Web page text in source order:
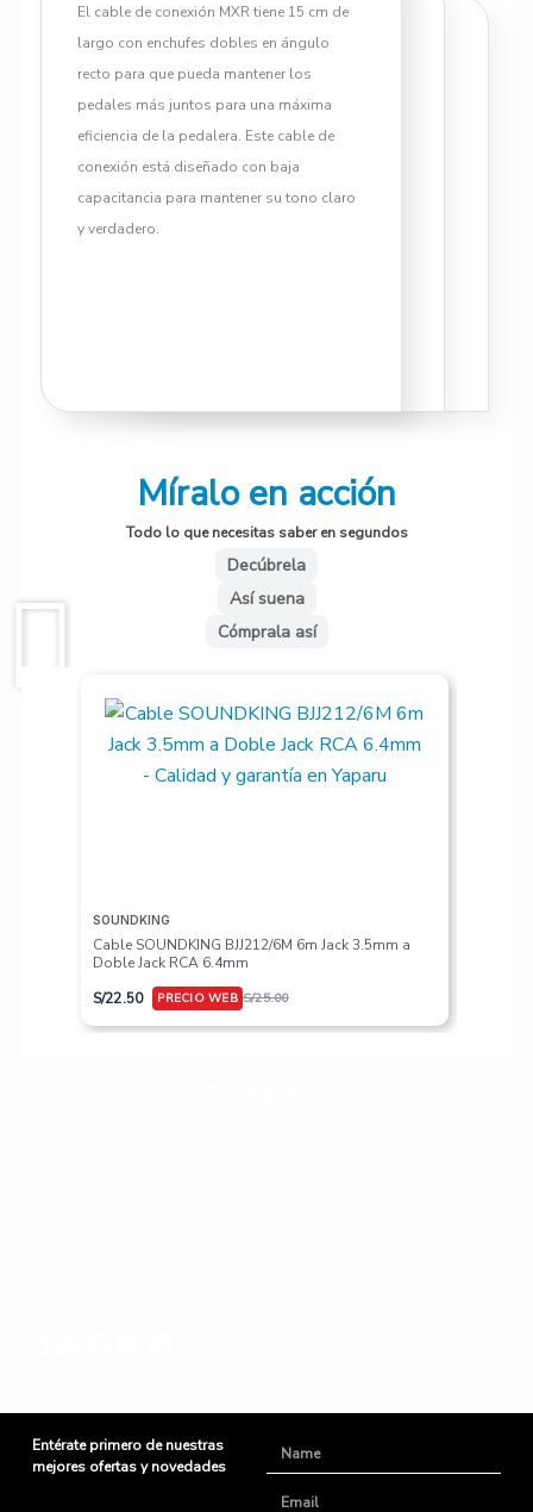
El cable de conexión MXR tiene 15 cm de
largo con enchufes dobles en ángulo
recto para que pueda mantener los
pedales más juntos para una máxima
eficiencia de la pedalera. Este cable de
conexión está diseñado con baja
capacitancia para mantener su tono claro
y verdadero.
Míralo en acción
Todo lo que necesitas saber en segundos
Decúbrela
Así suena
Cómprala así
SOUNDKING
Cable SOUNDKING BJJ212/6M 6m Jack 3.5mm a
Doble Jack RCA 6.4mm
S/25.00
S/22.50
Entérate primero de nuestras
mejores ofertas y novedades
Name
Email